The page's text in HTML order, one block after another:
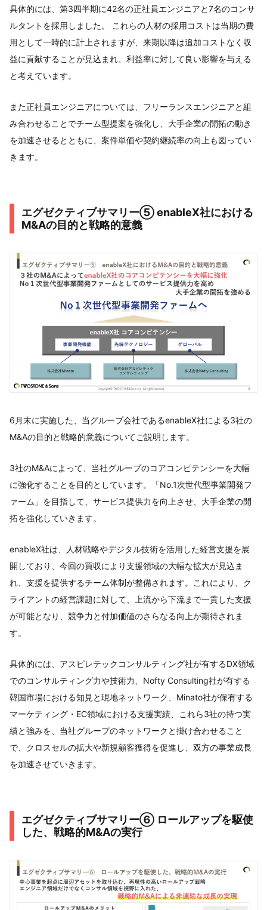
具体的には、第3四半期に42名の正社員エンジニアと7名のコンサ
ルタントを採用しました。 これらの人材の採用コストは当期の費
用として一時的に計上されますが、来期以降は追加コストなく収
益に貢献することが見込まれ、利益率に対して良い影響を与える
と考えています。
また正社員エンジニアについては、フリーランスエンジニアと組
み合わせることでチーム型提案を強化し、大手企業の開拓の動き
を加速させるとともに、案件単価や契約継続率の向上も図ってい
きます。
エグゼクティブサマリー⑤ enableX社における
M&Aの目的と戦略的意義
6月末に実施した、当グループ会社であるenableX社による3社の
M&Aの目的と戦略的意義についてご説明します。
3社のM&Aによって、当社グループのコアコンピテンシーを大幅
に強化することを目的としています。「No.1次世代型事業開発フ
ァーム」を目指して、サービス提供力を向上させ、大手企業の開
拓を強化していきます。
enableX社は、人材戦略やデジタル技術を活用した経営支援を展
開しており、今回の買収により支援領域の大幅な拡大が見込ま
れ、支援を提供するチーム体制が整備されます。これにより、ク
ライアントの経営課題に対して、上流から下流まで一貫した支援
が可能となり、競争力と付加価値のさらなる向上が期待されま
す。
具体的には、アスピレテックコンサルティング社が有するDX領域
でのコンサルティング力や技術力、Nofty Consulting社が有する
韓国市場における知見と現地ネットワーク、Minato社が保有する
マーケティング・EC領域における支援実績、これら3社の持つ実
績と強みを、当社グループのネットワークと掛け合わせること
で、クロスセルの拡大や新規顧客獲得を促進し、双方の事業成長
を加速させていきます。
エグゼクティブサマリー⑥ ロールアップを駆使
した、戦略的M&Aの実行